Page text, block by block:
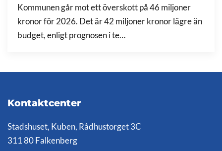
Kommunen går mot ett överskott på 46 miljoner
kronor för 2026. Det är 42 miljoner kronor lägre än
budget, enligt prognosen i te…
Kontaktcenter
Stadshuset, Kuben, Rådhustorget 3C
311 80 Falkenberg